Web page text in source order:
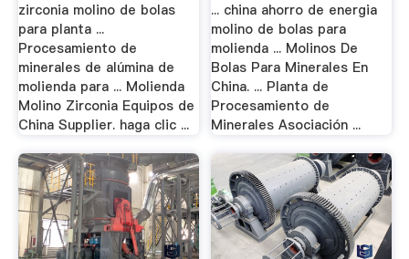
zirconia molino de bolas
para planta ...
Procesamiento de
minerales de alúmina de
molienda para ... Molienda
Molino Zirconia Equipos de
China Supplier. haga clic ...
... china ahorro de energia
molino de bolas para
molienda ... Molinos De
Bolas Para Minerales En
China. ... Planta de
Procesamiento de
Minerales Asociación ...